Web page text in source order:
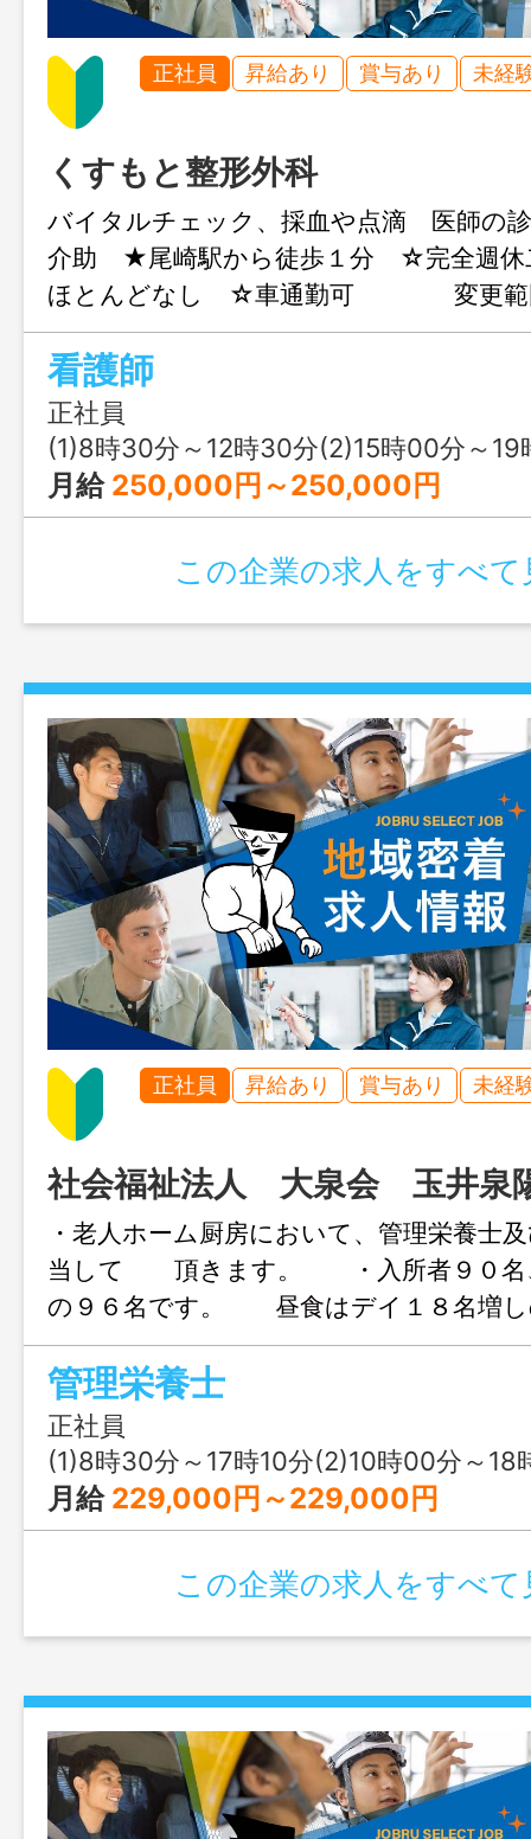
正社員 昇給あり 賞与あり 未経
くすもと整形外科
バイタルチェック、採血や点滴 医師の
介助 ★尾崎駅から徒歩１分 ☆完全週
ほとんどなし ☆車通勤可 変更範
看護師
正社員
(1)8時30分～12時30分(2)15時00分～19
月給 250,000円～250,000円
この企業の求人をすべて
正社員 昇給あり 賞与あり 未経
社会福祉法人 大泉会 玉井泉
・老人ホーム厨房において、管理栄養士
当して 頂きます。 ・入所者９０名
の９６名です。 昼食はデイ１８名増し
ります。 変更範囲：変更なし
管理栄養士
正社員
(1)8時30分～17時10分(2)10時00分～18
月給 229,000円～229,000円
この企業の求人をすべて